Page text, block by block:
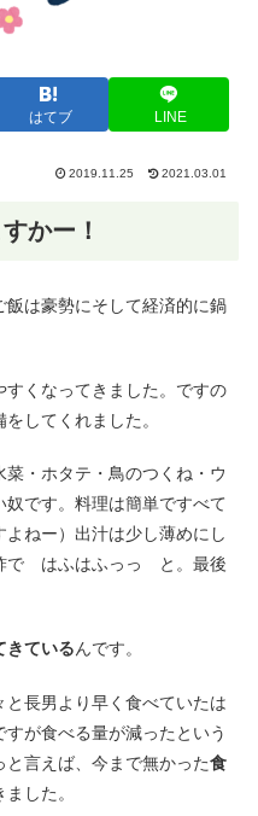
はてブ LINE
2019.11.25 2021.03.01
かー！
は豪勢にそして経済的に鍋
くなってきました。ですの
してくれました。
・ホタテ・鳥のつくね・ウ
です。料理は簡単ですべて
ねー）出汁は少し薄めにし
で はふはふっっ と。最後
きているんです。
長男より早く食べていたは
が食べる量が減ったという
言えば、今まで無かった食
した。